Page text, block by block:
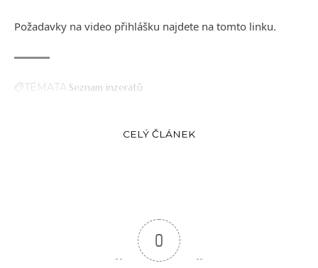
Požadavky na video přihlášku najdete na tomto linku.
TÉMATA Seznam inzerátů
0
CELÝ ČLÁNEK